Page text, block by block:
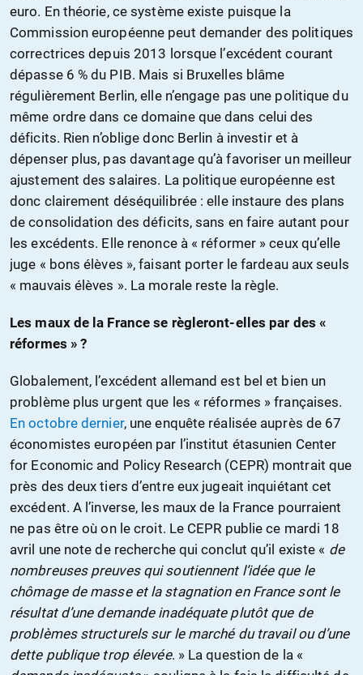
euro. En théorie, ce système existe puisque la
Commission européenne peut demander des politiques
correctrices depuis 2013 lorsque l’excédent courant
dépasse 6 % du PIB. Mais si Bruxelles blâme
régulièrement Berlin, elle n’engage pas une politique du
même ordre dans ce domaine que dans celui des
déficits. Rien n’oblige donc Berlin à investir et à
dépenser plus, pas davantage qu’à favoriser un meilleur
ajustement des salaires. La politique européenne est
donc clairement déséquilibrée : elle instaure des plans
de consolidation des déficits, sans en faire autant pour
les excédents. Elle renonce à « réformer » ceux qu’elle
juge « bons élèves », faisant porter le fardeau aux seuls
« mauvais élèves ». La morale reste la règle.
Les maux de la France se règleront-elles par des «
réformes » ?
Globalement, l’excédent allemand est bel et bien un
problème plus urgent que les « réformes » françaises.
En octobre dernier, une enquête réalisée auprès de 67
économistes européen par l’institut étasunien Center
for Economic and Policy Research (CEPR) montrait que
près des deux tiers d’entre eux jugeait inquiétant cet
excédent. A l’inverse, les maux de la France pourraient
ne pas être où on le croit. Le CEPR publie ce mardi 18
avril une note de recherche qui conclut qu’il existe « de
nombreuses preuves qui soutiennent l’idée que le
chômage de masse et la stagnation en France sont le
résultat d’une demande inadéquate plutôt que de
problèmes structurels sur le marché du travail ou d’une
dette publique trop élevée. » La question de la «